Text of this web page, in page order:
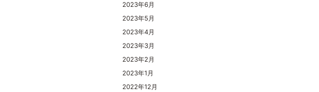
2023年6月
2023年5月
2023年4月
2023年3月
2023年2月
2023年1月
2022年12月